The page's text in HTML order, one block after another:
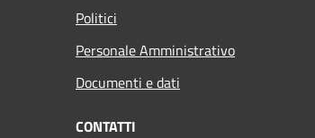
Politici
Personale Amministrativo
Documenti e dati
CONTATTI